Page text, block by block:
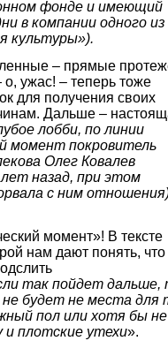
фонде и имеющий
в компании одного из
культуры»).
– прямые
ужас! – теперь тоже
для получения своих
Дальше –
лобби, по линии
момент покровитель
Олег Ковалев
назад, при этом
с ним
момент»! В тексте
нам дают понять, что
так пойдет дальше,
не будет не места для
пол или хотя бы не
и плотские утехи».